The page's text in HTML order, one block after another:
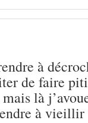
à
de faire
là
à vieillir